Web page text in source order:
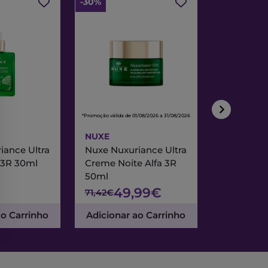
Ultra
30ml
Carrinho
*Promoção válida de 01/08/2026 a 31/08/2026
NUXE
Nuxe Nuxuriance Ultra
Creme Noite Alfa 3R
50ml
71,42€49,99€
Adicionar ao Carrinho
*Promoção válida